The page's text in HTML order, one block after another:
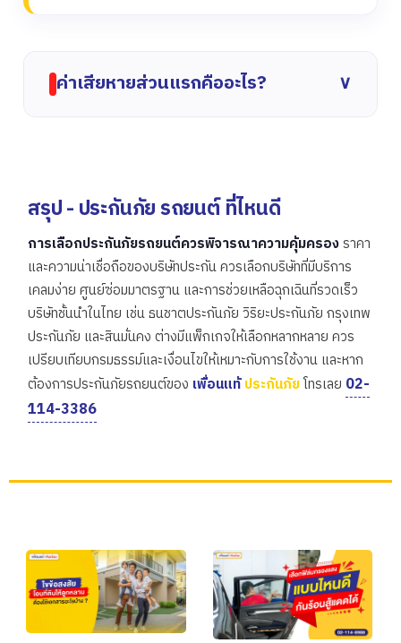
ค่าเสียหายส่วนแรกคืออะไร? ∨
สรุป - ประกันภัย รถยนต์ ที่ไหนดี
การเลือกประกันภัยรถยนต์ควรพิจารณาความคุ้มครองราคา
และความน่าเชื่อถือของบริษัทประกัน ควรเลือกบริษัทที่มีบริการ
เคลมง่าย ศูนย์ซ่อมมาตรฐาน และการช่วยเหลือฉุกเฉินที่รวดเร็ว
บริษัทชั้นนำในไทย เช่น ธนชาตประกันภัย วิริยะประกันภัย กรุงเทพ
ประกันภัย และสินมั่นคง ต่างมีแพ็กเกจให้เลือกหลากหลาย ควร
เปรียบเทียบกรมธรรม์และเงื่อนไขให้เหมาะกับการใช้งาน และหาก
ต้องการประกันภัยรถยนต์ของ เพื่อนแท้ ประกันภัยโทรเลย 02-
114-3386